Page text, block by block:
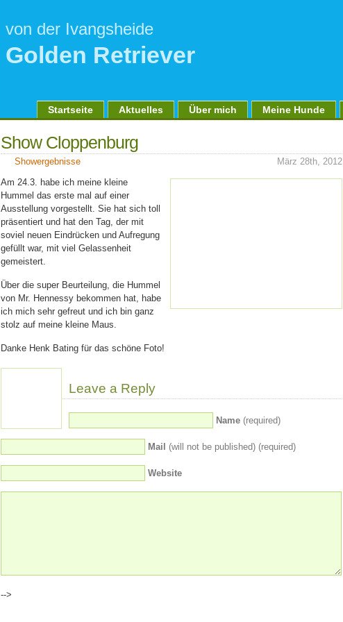
von der Ivangsheide
Golden Retriever
Startseite Aktuelles Über mich Meine Hunde
Show Cloppenburg
Showergebnisse März 28th, 2012
Am 24.3. habe ich meine kleine
Hummel das erste mal auf einer
Ausstellung vorge­stellt. Sie hat sich toll
präsen­tiert und hat den Tag, der mit
soviel neuen Eindrücken und Aufregung
gefüllt war, mit viel Gelassenheit
gemeistert.
Über die super Beurteilung, die Hummel
von Mr. Hennessy bekommen hat, habe
ich mich sehr gefreut und ich bin ganz
stolz auf meine kleine Maus.
Danke Henk Bating für das schöne Foto!
Leave a Reply
Name (required)
Mail (will not be published) (required)
Website
-->